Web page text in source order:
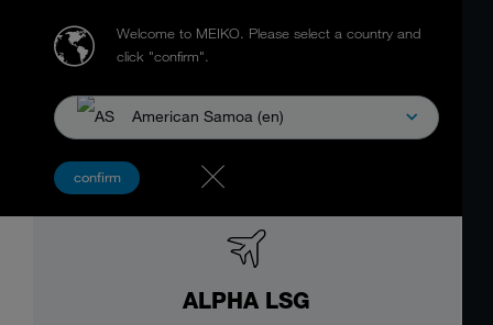
Welcome to MEIKO. Please select a country and
click "confirm".
American Samoa (en)
confirm
ALPHA LSG